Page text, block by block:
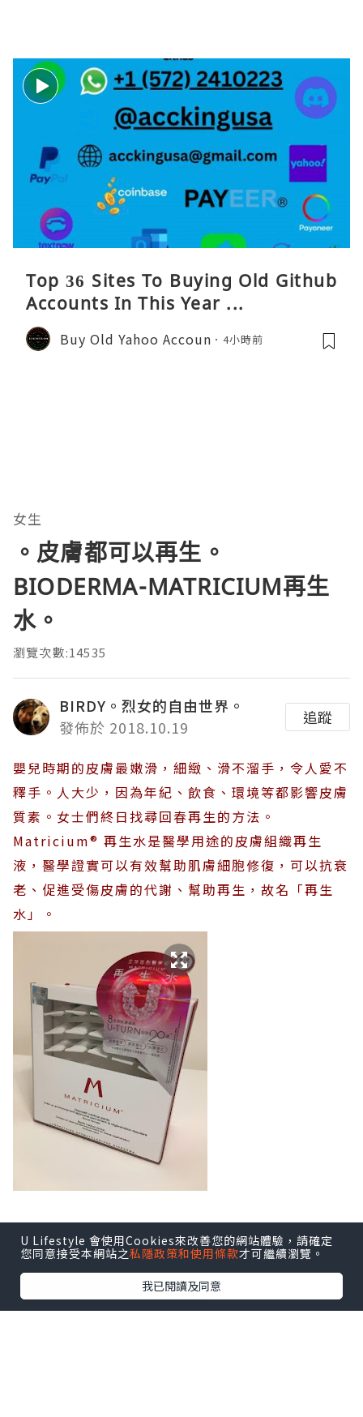
Top 36 Sites To Buying Old Github
Accounts In This Year ...
Buy Old Yahoo Accoun 4小時前
女生
。皮膚都可以再生。
BIODERMA-MATRICIUM再生
水。
瀏覽次數:14535
BIRDY。烈女的自由世界。
發佈於 2018.10.19
追蹤
嬰兒時期的皮膚最嫩滑，細緻、滑不溜手，令人愛不
釋手。人大少，因為年紀、飲食、環境等都影響皮膚
質素。女士們終日找尋回春再生的方法。
Matricium® 再生水是醫學用途的皮膚組織再生
液，醫學證實可以有效幫助肌膚細胞修復，可以抗衰
老、促進受傷皮膚的代謝、幫助再生，故名「再生
水」。
U Lifestyle 會使用Cookies來改善您的網站體驗，請確定
您同意接受本網站之私隱政策和使用條款才可繼續瀏覽。
我已閱讀及同意